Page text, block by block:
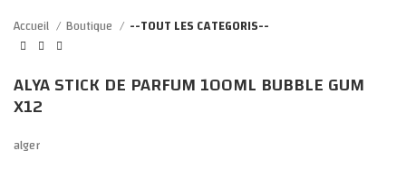
Accueil Boutique --TOUT LES CATEGORIS--
ALYA STICK DE PARFUM 100ML BUBBLE GUM
X12
alger